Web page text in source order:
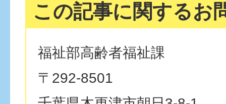
この記事に関するお
福祉部高齢者福祉課
〒292-8501